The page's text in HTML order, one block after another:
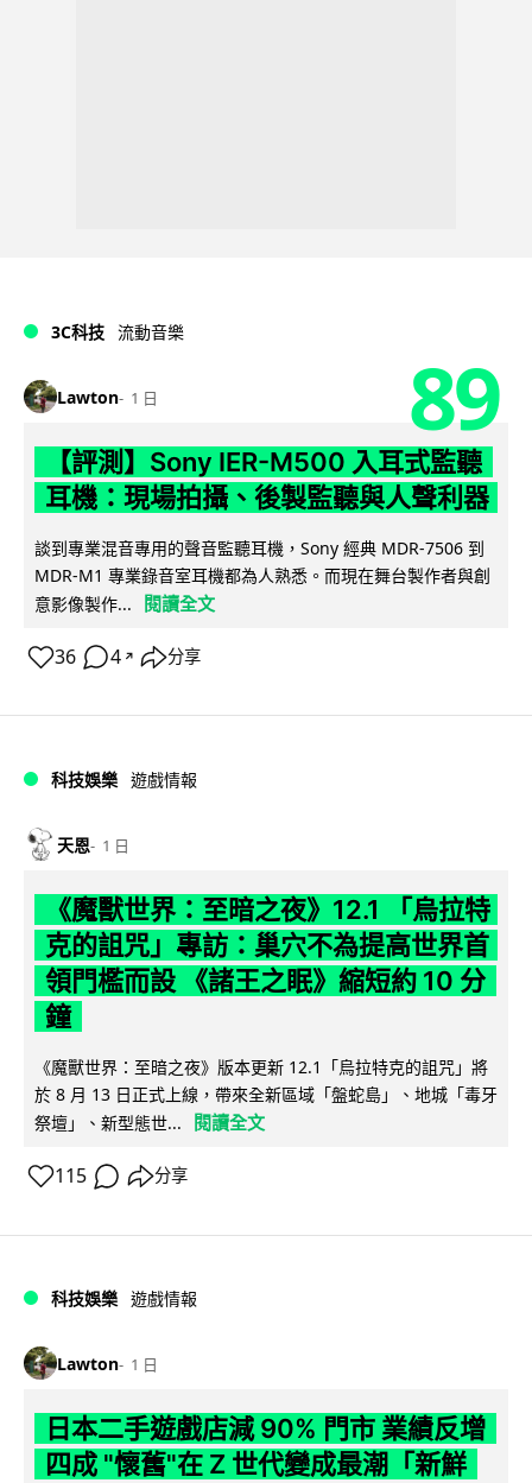
3C科技 流動音樂
Lawton 1 日 89
【評測】Sony IER-M500 入耳式監聽
耳機：現場拍攝、後製監聽與人聲利器
談到專業混音專用的聲音監聽耳機，Sony 經典 MDR-7506 到
MDR-M1 專業錄音室耳機都為人熟悉。而現在舞台製作者與創
意影像製作...
閱讀全文
36 4 ↗ 分享
科技娛樂 遊戲情報
天恩 1 日
《魔獸世界：至暗之夜》12.1 「烏拉特
克的詛咒」專訪：巢穴不為提高世界首
領門檻而設 《諸王之眠》縮短約 10 分
鐘
《魔獸世界：至暗之夜》版本更新 12.1「烏拉特克的詛咒」將
於 8 月 13 日正式上線，帶來全新區域「盤蛇島」、地城「毒牙
祭壇」、新型態世...
閱讀全文
115 分享
科技娛樂 遊戲情報
Lawton 1 日
日本二手遊戲店減 90% 門市 業績反增
四成 "懷舊"在 Z 世代變成最潮「新鮮